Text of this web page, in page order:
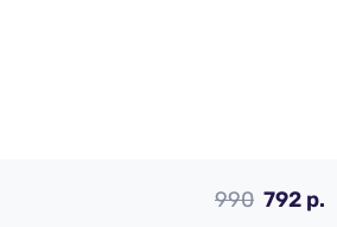
990 792 р.